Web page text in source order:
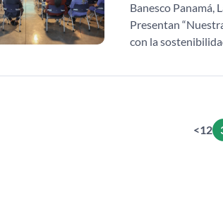
Banesco Panamá,
Presentan
con la
<12